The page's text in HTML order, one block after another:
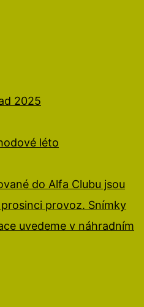
2025
léto
do Alfa Clubu jsou
provoz. Snímky
uvedeme v náhradním